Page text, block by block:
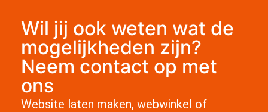
Wil jij ook weten wat de
mogelijkheden zijn?
Neem contact op met
ons
Website laten maken, webwinkel of